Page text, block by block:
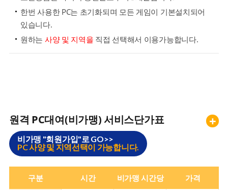
한번 사용한 PC는 초기화되며 모든 게임이 기본설치되어
있습니다.
원하는 사양 및 지역을 직접 선택해서 이용가능합니다.
원격 PC대여(비가맹) 서비스단가표 +
비가맹 "회원가입"로 GO>>
PC 사양 및 지역선택이 가능합니다.
구분 시간 비가맹 시간당 가격